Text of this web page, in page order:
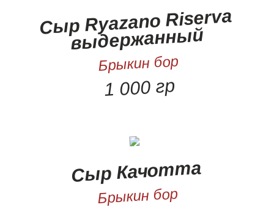
Сыр Ryazano Riserva
выдержанный
Брыкин бор
1 000 гр
Сыр Качотта
Брыкин бор